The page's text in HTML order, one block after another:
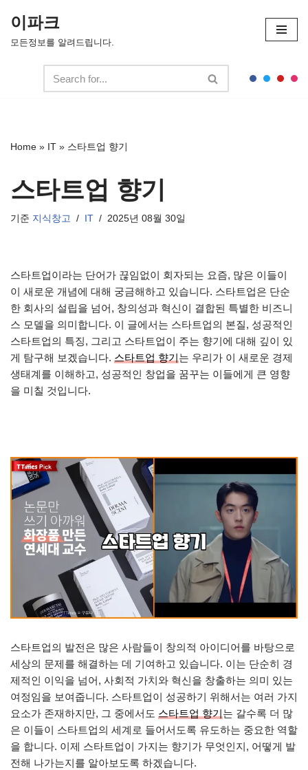
콘
기
이파크
모든정보를 알려드립니다.
Home » IT » 스타트업 향기
스타트업 향기
기준 지식창고 IT 2025년 08월 30일
스타트업이라는 단어가 끊임없이 회자되는 요즘, 많은 이들이
이 새로운 개념에 대해 궁금해하고 있습니다. 스타트업은 단순
한 회사의 설립을 넘어, 창의성과 혁신이 결합된 특별한 비즈니
스 모델을 의미합니다. 이 글에서는 스타트업의 본질, 성공적인
스타트업의 특징, 그리고 스타트업이 주는 향기에 대해 깊이 있
게 탐구해 보겠습니다. 스타트업 향기는 우리가 이 새로운 경제
생태계를 이해하고, 성공적인 창업을 꿈꾸는 이들에게 큰 영향
을 미칠 것입니다.
스타트업의 발전은 많은 사람들이 창의적 아이디어를 바탕으로
세상의 문제를 해결하는 데 기여하고 있습니다. 이는 단순히 경
제적인 이익을 넘어, 사회적 가치와 혁신을 창출하는 의미 있는
여정임을 보여줍니다. 스타트업이 성공하기 위해서는 여러 가지
요소가 존재하지만, 그 중에서도 스타트업 향기는 갈수록 더 많
은 이들이 스타트업의 세계로 들어서도록 유도하는 중요한 역할
을 합니다. 이제 스타트업이 가지는 향기가 무엇인지, 어떻게 발
전해 나가는지를 알아보도록 하겠습니다.